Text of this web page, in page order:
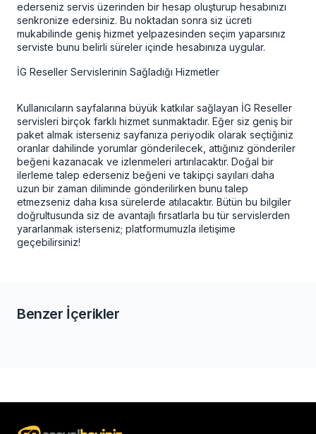
ederseniz servis üzerinden bir hesap oluşturup hesabınızı
senkronize edersiniz. Bu noktadan sonra siz ücreti
mukabilinde geniş hizmet yelpazesinden seçim yaparsınız
serviste bunu belirli süreler içinde hesabınıza uygular.
İG Reseller Servislerinin Sağladığı Hizmetler
Kullanıcıların sayfalarına büyük katkılar sağlayan İG Reseller
servisleri birçok farklı hizmet sunmaktadır. Eğer siz geniş bir
paket almak isterseniz sayfanıza periyodik olarak seçtiğiniz
oranlar dahilinde yorumlar gönderilecek, attığınız gönderiler
beğeni kazanacak ve izlenmeleri artırılacaktır. Doğal bir
ilerleme talep ederseniz beğeni ve takipçi sayıları daha
uzun bir zaman diliminde gönderilirken bunu talep
etmezseniz daha kısa sürelerde atılacaktır. Bütün bu bilgiler
doğrultusunda siz de avantajlı fırsatlarla bu tür servislerden
yararlanmak isterseniz; platformumuzla iletişime
geçebilirsiniz!
Benzer İçerikler